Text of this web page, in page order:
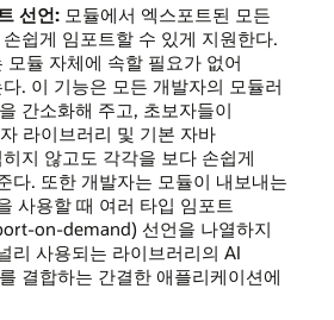
선언: 모듈에서 엑스포트된 모든
쉽게 임포트할 수 있게 지원한다.
모듈 자체에 속할 필요가 없어
. 이 기능은 모든 개발자의 모듈러
간소화해 주고, 초보자들이
라이브러리 및 기본 자바
지 않고도 각각을 보다 손쉽게
다. 또한 개발자는 모듈이 내보내는
사용할 때 여러 타입 임포트
on-demand) 선언을 나열하지
리 사용되는 라이브러리의 AI
결합하는 간결한 애플리케이션에